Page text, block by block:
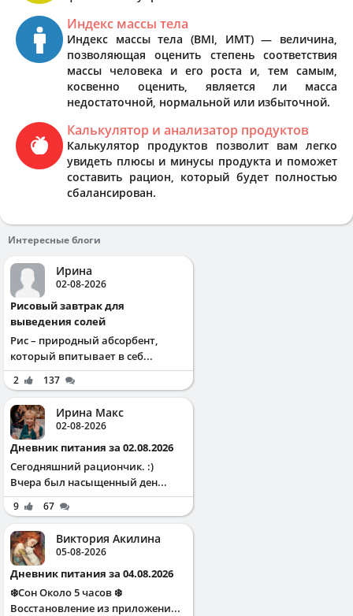
Индекс массы тела
Индекс массы тела (BMI, ИМТ) — величина,
позволяющая оценить степень соответствия
массы человека и его роста и, тем самым,
косвенно оценить, является ли масса
недостаточной, нормальной или избыточной.
Калькулятор и анализатор продуктов
Калькулятор продуктов позволит вам легко
увидеть плюсы и минусы продукта и поможет
составить рацион, который будет полностью
сбалансирован.
Интересные блоги
Ирина
02-08-2026
Рисовый завтрак для
выведения солей
Рис – природный абсорбент,
который впитывает в себ...
2 137
Ирина Макс
02-08-2026
Дневник питания за 02.08.2026
Сегодняшний рациончик. :)
Вчера был насыщенный ден...
9 67
Виктория Акилина
05-08-2026
Дневник питания за 04.08.2026
❄️Сон Около 5 часов ❄️
Восстановление из приложени...